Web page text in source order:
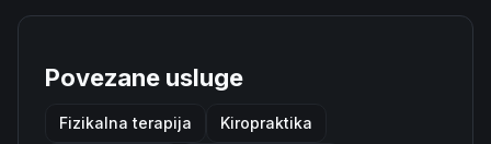
Povezane usluge
Fizikalna terapija Kiropraktika